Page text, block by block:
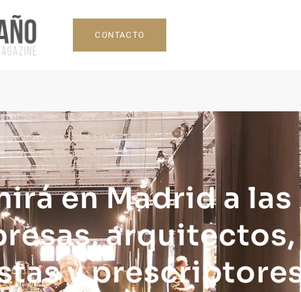
CONTACTO
en Madrid a las
arquitectos,
y prescriptores